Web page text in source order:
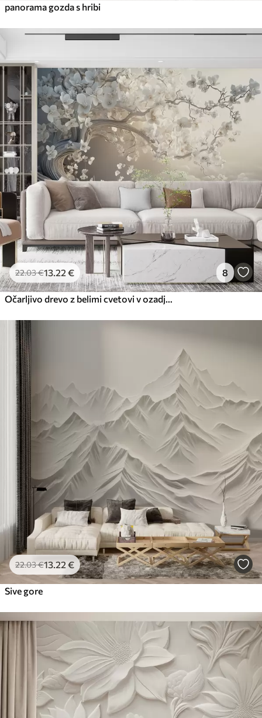
panorama gozda s hribi
22.03€13 .22 € 8
22.03€13 .22 €
Sive gore